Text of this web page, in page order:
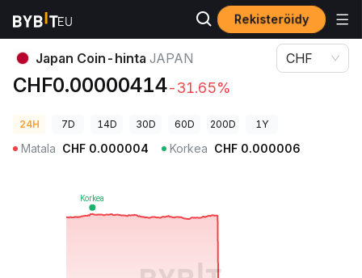
Rekisteröidy
Kryptohinnat Japan Coin-hinta JAPAN
Japan Coin-hinta JAPAN
CHF0.00000414-31.65%
CHF
24H 7D 14D 30D 60D 200D 1Y
Matala CHF 0.000004 Korkea CHF 0.000006